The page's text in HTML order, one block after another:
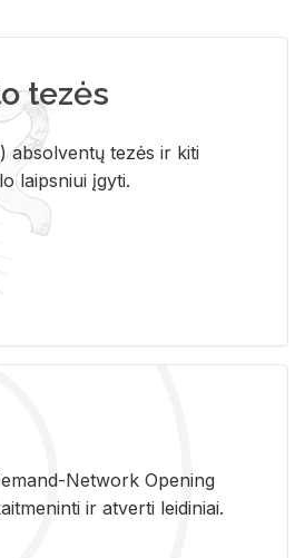
tezės
absolventų tezės ir kiti
laipsniui įgyti.
Ne­twork Ope­ning
ir at­ver­ti lei­di­niai.